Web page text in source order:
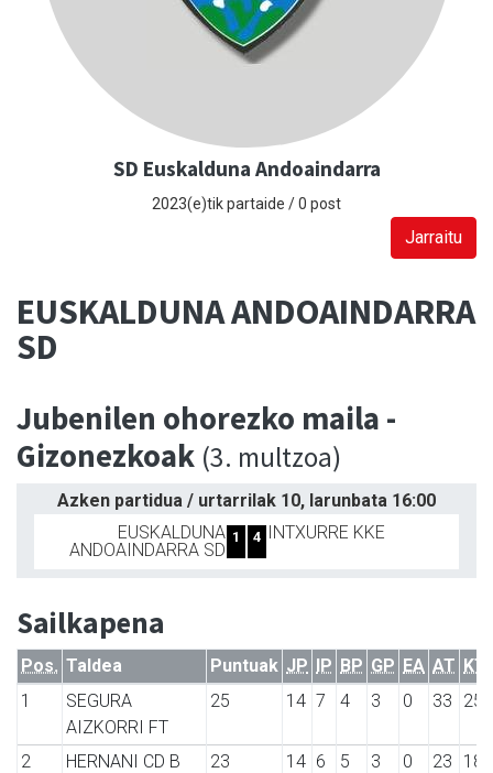
SD Euskalduna Andoaindarra
2023(e)tik partaide / 0 post
Jarraitu
EUSKALDUNA ANDOAINDARRA
SD
Jubenilen ohorezko maila -
Gizonezkoak (3. multzoa)
Azken partidua / urtarrilak 10, larunbata 16:00
EUSKALDUNA
ANDOAINDARRA SD
1 4 INTXURRE KKE
Sailkapena
Pos. Taldea Puntuak JP IP BP GP EA AT KT
1
SEGURA
AIZKORRI FT
25 14 7 4 3 0 33 25
2 HERNANI CD B 23 14 6 5 3 0 23
18